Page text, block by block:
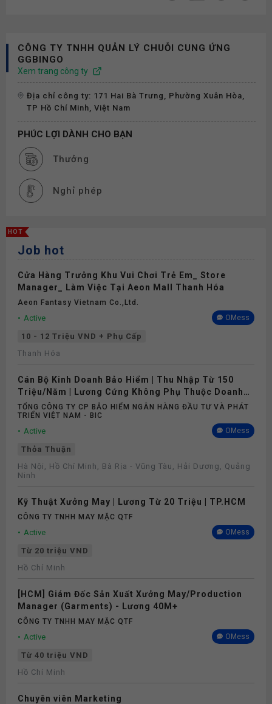
CÔNG TY TNHH QUẢN LÝ CHUỖI CUNG ỨNG
GGBINGO
Xem trang công ty
Địa chỉ công ty: 171 Hai Bà Trưng, Phường Xuân Hòa,
TP Hồ Chí Minh, Việt Nam
PHÚC LỢI DÀNH CHO BẠN
Thưởng
Nghỉ phép
HOT
Job hot
Cửa Hàng Trưởng Khu Vui Chơi Trẻ Em_ Store
Manager_ Làm Việc Tại Aeon Mall Thanh Hóa
Aeon Fantasy Vietnam Co.,ltd.
Active OMess
10 - 12 Triệu VND + Phụ Cấp
Thanh Hóa
Cán Bộ Kinh Doanh Bảo Hiểm | Thu Nhập Từ 150
Triệu/Năm | Lương Cứng Không Phụ Thuộc Doanh
Số
TỔNG CÔNG TY CP BẢO HIỂM NGÂN HÀNG ĐẦU TƯ VÀ PHÁT
TRIỂN VIỆT NAM - BIC
Active OMess
Thỏa Thuận
Hà Nội, Hồ Chí Minh, Bà Rịa - Vũng Tàu, Hải Dương, Quảng
Ninh
Kỹ Thuật Xưởng May | Lương Từ 20 Triệu | TP.HCM
CÔNG TY TNHH MAY MẶC QTF
Active OMess
Từ 20 triệu VND
Hồ Chí Minh
[HCM] Giám Đốc Sản Xuất Xưởng May/Production
Manager (Garments) - Lương 40M+
CÔNG TY TNHH MAY MẶC QTF
Active OMess
Từ 40 triệu VND
Hồ Chí Minh
Chuyên viên Marketing